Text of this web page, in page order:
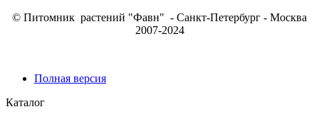
© Питомник растений "Фавн" - Санкт-Петербург - Москва
2007-2024
Полная версия
Каталог